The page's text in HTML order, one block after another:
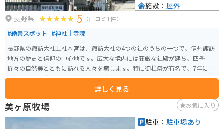
長野県 5 （口コミ1件）
#絶景スポット #神社｜寺院
長野県の諏訪大社上社本宮は、諏訪大社の4つの社のうちの一つで、信州諏訪
地方の歴史と信仰の中心地です。広大な境内には荘厳な社殿が建ち、四季
折々の自然美とともに訪れる人々を癒します。特に御柱祭が有名で、7年に一
度行われる巨大な御柱が境内に立つ光景は圧巻です。 バイクでのアクセスも
良く、中央自動車道諏訪ICから約10分の距離にあります。境内の駐車場や近
隣にバイク駐輪場も整備されているため、ツーリング途中の休憩スポットと
しても最適です。歴史ある神社の静寂と自然を楽しみながら、心身をリフレ
ッシュする旅におすすめです。
詳しく見る
施設： 屋外
美ヶ原牧場 お気に入り
駐車： 駐車場あり